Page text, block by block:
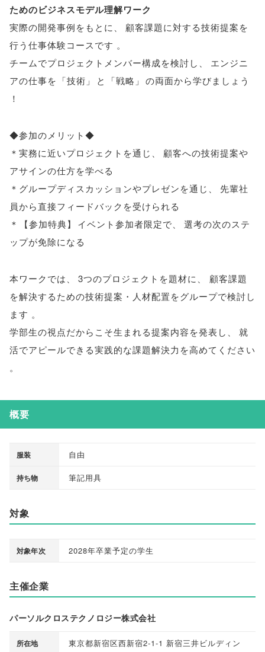
ためのビジネスモデル理解ワーク
実際の開発事例をもとに
顧客課題に対する技術提案を
行う仕事体験コースです 。
チームでプロジェクトメンバー構成を検討し
エンジニ
アの仕事を 「技術 」 と 「戦略 」 の両面から学びましょう
！
◆参加のメリット◆
＊実務に近いプロジェクトを通じ
顧客への技術提案や
アサインの仕方を学べる
＊グループディスカッションやプレゼンを通じ
先輩社
員から直接フィードバックを受けられる
＊
【参加特典】 イベント参加者限定で
選考の次のステ
ップが免除になる
本ワークでは 3つのプロジェクトを題材に
顧客課題
を解決するための技術提案・人材配置をグループで検討し
ます 。
学部生の視点だからこそ生まれる提案内容を発表し
就
活でアピールできる実践的な課題解決力を高めてください
。
概要
服装 自由
持ち物 筆記用具
対象
対象年次 2028年卒業予定の学生
主催企業
パーソルクロステクノロジー株式会社
所在地
東京都新宿区西新宿2-1-1 新宿三井ビルディン